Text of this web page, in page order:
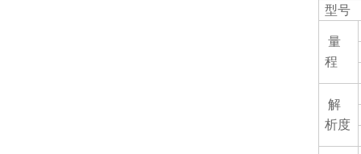
型号
量
程
解
析度